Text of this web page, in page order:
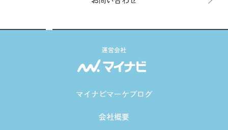
運営会社
マイナビマーケブログ
会社概要